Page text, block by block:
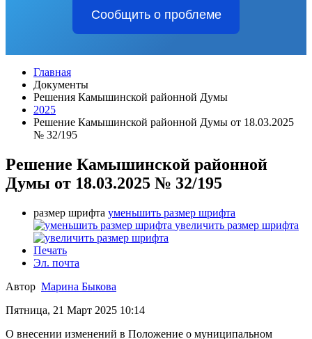
Сообщить о проблеме
Главная
Документы
Решения Камышинской районной Думы
2025
Решение Камышинской районной Думы от 18.03.2025
№ 32/195
Решение Камышинской районной
Думы от 18.03.2025 № 32/195
размер шрифта уменьшить размер шрифта
увеличить размер шрифта
Печать
Эл. почта
Автор Марина Быкова
Пятница, 21 Март 2025 10:14
О внесении изменений в Положение о муниципальном